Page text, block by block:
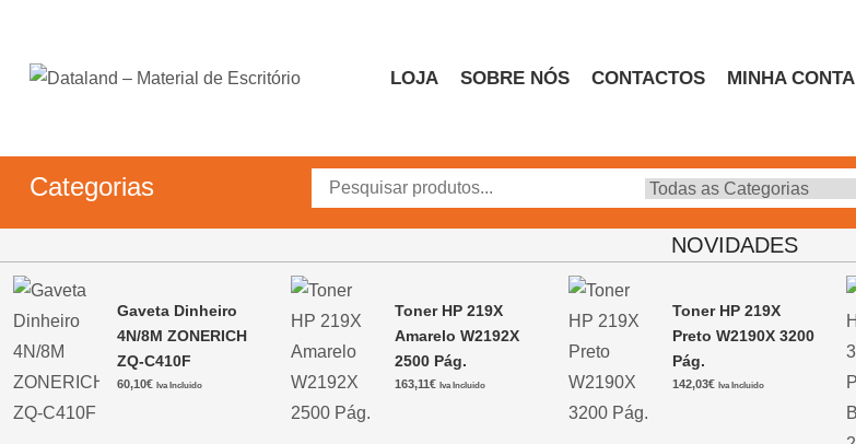
content
LOJA SOBRE NÓS CONTACTOS MINHA CONTA
Categorias
NOVIDADES
Gaveta Dinheiro
4N/8M ZONERICH
ZQ-C410F
60,10€ Iva Incluido
Toner HP 219X
Amarelo W2192X
2500 Pág.
163,11€ Iva Incluido
Toner HP 219X
Preto W2190X 3200
Pág.
142,03€ Iva Incluido